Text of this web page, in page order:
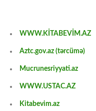
WWW.KİTABEVİM.AZ
Aztc.gov.az (tərcümə)
Mucrunesriyyati.az
WWW.USTAC.AZ
Kitabevim.az